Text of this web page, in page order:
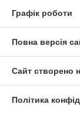
Графік роботи
Повна версія
Сайт створено
Політика